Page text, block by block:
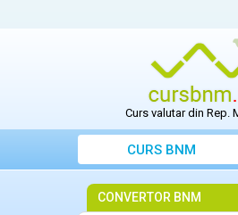
Curs valutar din Rep.
CURS BNM
CONVERTOR BNM